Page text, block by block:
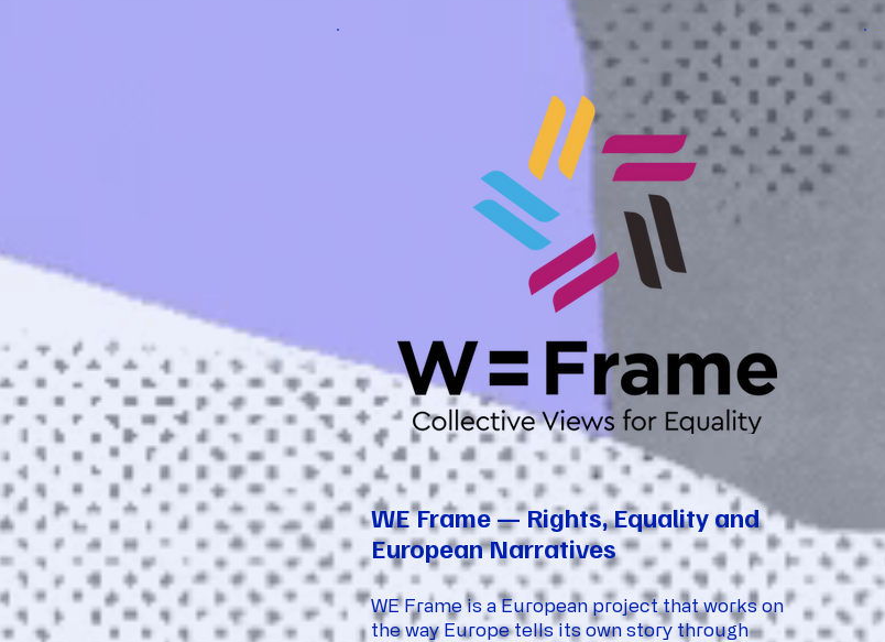
WE Frame — Rights, Equality and
European Narratives
WE Frame is a European project that works on
the way Europe tells its own story through